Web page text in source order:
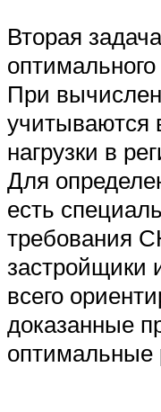
Вторая
При
учитываются
нагрузки в
Для
есть
требования
застройщики
всего
доказанные
оптимальные